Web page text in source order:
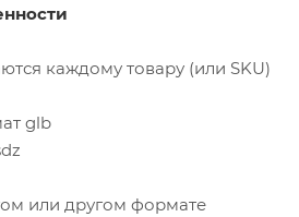
каждому товару (или SKU)
glb
или другом формате